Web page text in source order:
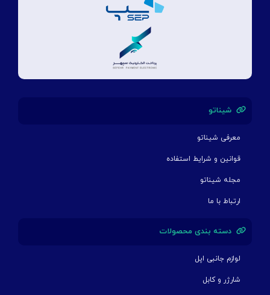
شیناتو
معرفی شیناتو
قوانین و شرایط استفاده
مجله شیناتو
ارتباط با ما
دسته بندی محصولات
لوازم جانبی اپل
شارژر و کابل